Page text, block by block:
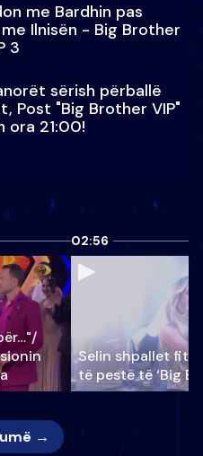
me Bardhin pas
Ilnisën - Big Brother
3
sërish përballë
Post "Big Brother VIP"
ora 21:00!
02:56
Selin shpallet
të pestë të ‘Big
→